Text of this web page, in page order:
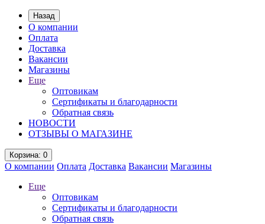
Назад
О компании
Оплата
Доставка
Вакансии
Магазины
Еще
Оптовикам
Сертификаты и благодарности
Обратная связь
НОВОСТИ
ОТЗЫВЫ О МАГАЗИНЕ
Корзина: 0
О компании Оплата Доставка Вакансии Магазины
Еще
Оптовикам
Сертификаты и благодарности
Обратная связь